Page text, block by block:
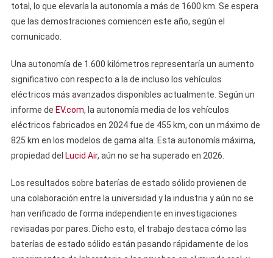
total, lo que elevaría la autonomía a más de 1600 km. Se espera
que las demostraciones comiencen este año, según el
comunicado.
Una autonomía de 1.600 kilómetros representaría un aumento
significativo con respecto a la de incluso los vehículos
eléctricos más avanzados disponibles actualmente. Según un
informe de EV.com, la autonomía media de los vehículos
eléctricos fabricados en 2024 fue de 455 km, con un máximo de
825 km en los modelos de gama alta. Esta autonomía máxima,
propiedad del Lucid Air, aún no se ha superado en 2026.
Los resultados sobre baterías de estado sólido provienen de
una colaboración entre la universidad y la industria y aún no se
han verificado de forma independiente en investigaciones
revisadas por pares. Dicho esto, el trabajo destaca cómo las
baterías de estado sólido están pasando rápidamente de los